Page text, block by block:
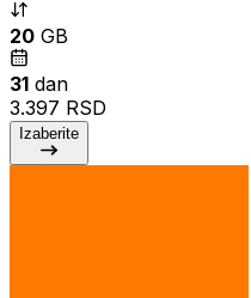
20 GB
31 dan
3.397 RSD
Izaberite